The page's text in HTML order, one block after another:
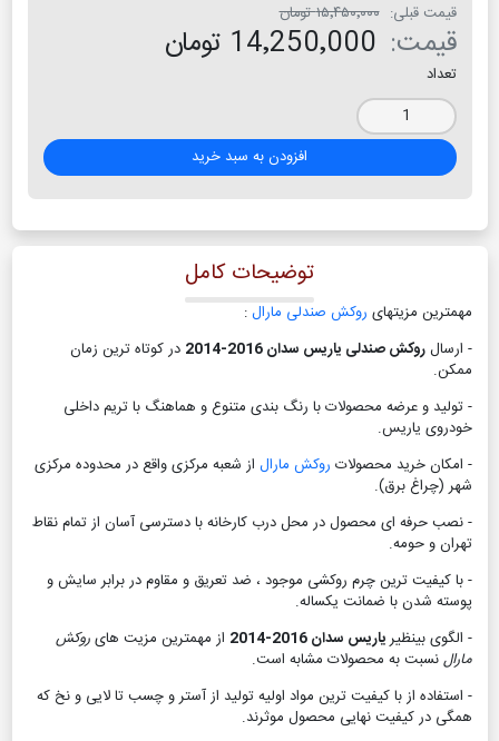
قیمت قبلی: ۱۵٬۴۵۰٬۰۰۰ تومان
قیمت: 14٬250٬000 تومان
تعداد
افزودن به سبد خرید
توضیحات کامل
مهمترین مزیتهای روکش صندلی مارال:
- ارسالروکش صندلی یاریس سدان 2016-2014
در کوتاه ترین زمان
ممکن.
- تولید و عرضه محصولات با رنگ بندی متنوع و هماهنگ با تریم داخلی
خودروی یاریس.
- امکان خرید محصولات روکش مارال از شعبه مرکزی واقع در محدوده مرکزی
شهر (چراغ برق).
- نصب حرفه ای محصول در محل درب کارخانه با دسترسی آسان از تمام نقاط
تهران و حومه.
- با کیفیت ترین چرم روکشی موجود ، ضد تعریق و مقاوم در برابر سایش و
پوسته شدن با ضمانت یکساله.
- الگوی بینظیریاریس سدان 2016-2014 از مهمترین مزیت هایروکش
مارالنسبت به محصولات مشابه است.
- استفاده از با کیفیت ترین مواد اولیه تولید از آستر و چسب تا لایی و نخ که
همگی در کیفیت نهایی محصول موثرند.